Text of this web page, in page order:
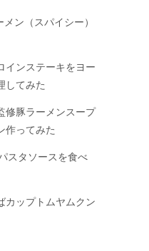
ン（スパイシー）
インステーキをヨー
してみた
豚ラーメンスープ
作ってみた
スタソースを食べ
ップトムヤムクン